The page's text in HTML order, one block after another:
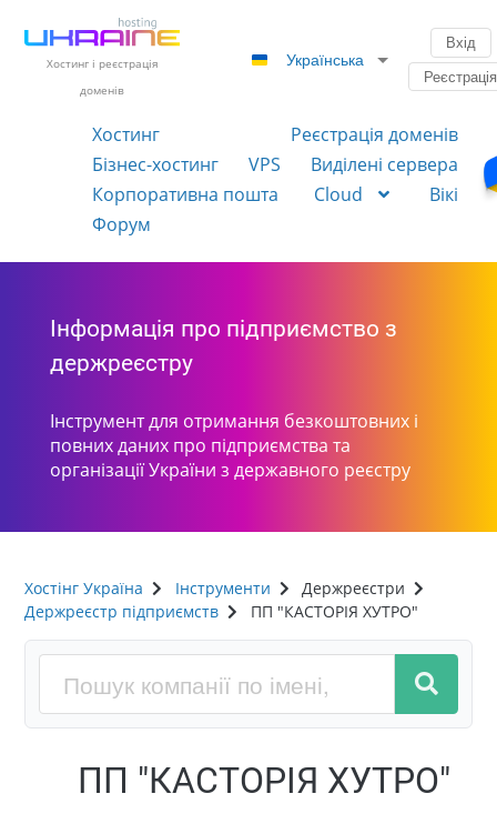
Хостинг і реєстрація
доменів
Українська
Вхід
Реєстрація
Хостинг
Реєстрація доменів
Бізнес-хостинг
VPS
Виділені сервера
Корпоративна пошта
Cloud
Вікі
Форум
Інформація про підприємство з
держреєстру
Інструмент для отримання безкоштовних і
повних даних про підприємства та
організації України з державного реєстру
Хостінг Україна Інструменти
Держреєстри
Держреєстр підприємств
ПП "КАСТОРІЯ ХУТРО"
ПП "КАСТОРІЯ ХУТРО"